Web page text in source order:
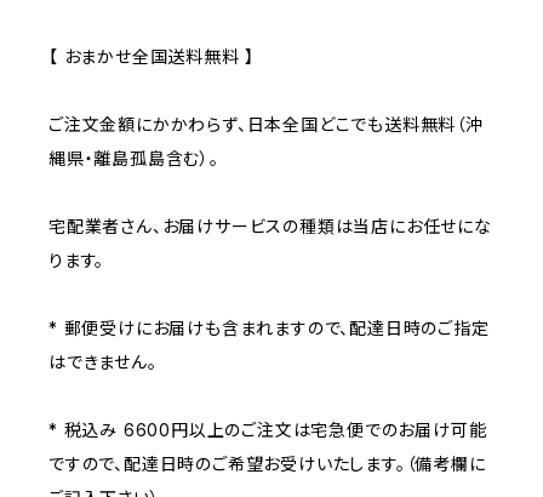
【 おまかせ全国送料無料 】
ご注文金額にかかわらず、日本全国どこでも送料無料（沖
縄県・離島孤島含む）。
宅配業者さん、お届けサービスの種類は当店にお任せにな
ります。
* 郵便受けにお届けも含まれますので、配達日時のご指定
はできません。
* 税込み 6600円以上のご注文は宅急便でのお届け可能
ですので、配達日時のご希望お受けいたします。（備考欄に